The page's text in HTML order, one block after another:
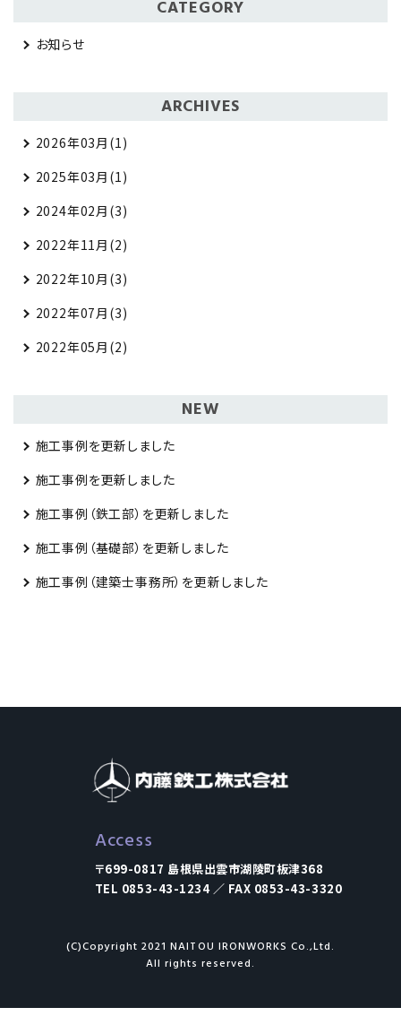
CATEGORY
お知らせ
ARCHIVES
2026年03月(1)
2025年03月(1)
2024年02月(3)
2022年11月(2)
2022年10月(3)
2022年07月(3)
2022年05月(2)
NEW
施工事例を更新しました
施工事例を更新しました
施工事例（鉄工部）を更新しました
施工事例（基礎部）を更新しました
施工事例（建築士事務所）を更新しました
Access
〒699-0817 島根県出雲市湖陵町板津368
TEL 0853-43-1234 ／ FAX 0853-43-3320
(C)Copyright 2021 NAITOU IRONWORKS Co.,Ltd.
All rights reserved.